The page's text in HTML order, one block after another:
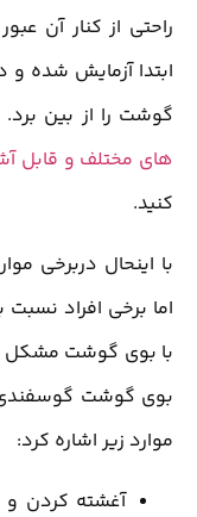
راحتی از کنار آن
ابتدا آزمایش شده و
گوشت را از بین
های مختلف و قابل
کنید.
با اینحال دربرخی
اما برخی افراد
با بوی گوشت مشکل
بوی گوشت گوسفندی
موارد زیر اشاره کرد:
آغشته کردن